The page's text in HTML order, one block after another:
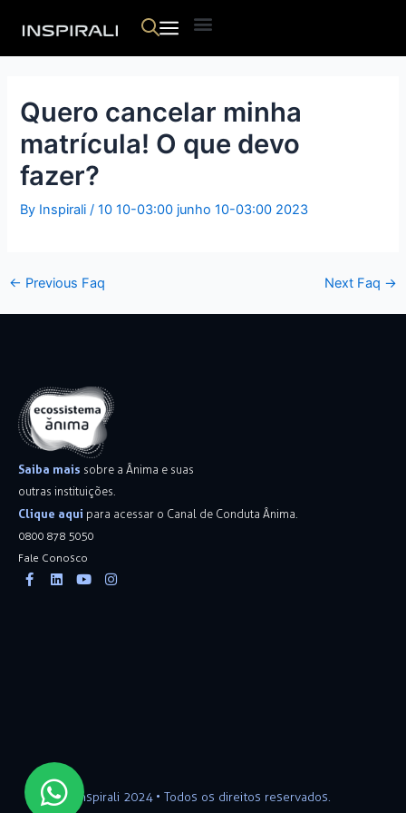
content
Menu
Quero cancelar minha
matrícula! O que devo
fazer?
By Inspirali/10 10-03:00 junho 10-03:00 2023
navigation
← Previous Faq Next Faq →
Saiba mais sobre a Ânima e suas
outras instituições.
Clique aqui para acessar o Canal de Conduta Ânima.
0800 878 5050
Fale Conosco
Facebook-
f
Linkedin
YoutubeInstagram
Inspirali 2024 • Todos os direitos reservados.